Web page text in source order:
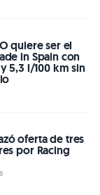
quiere ser el
in Spain con
y 5,3 l/100 km sin
oferta de tres
por Racing